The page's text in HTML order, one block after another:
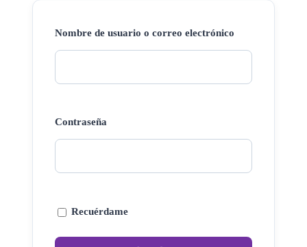
Nombre de usuario o correo electrónico
Contraseña
Recuérdame